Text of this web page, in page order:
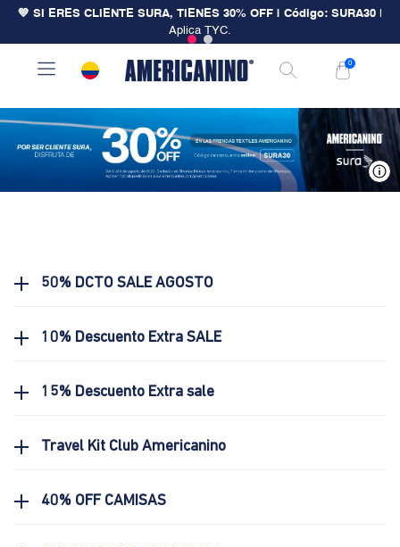
💙 SI ERES CLIENTE SURA, TIENES 30% OFF | Código: SURA30
Aplica TYC.
0
50% DCTO SALE AGOSTO
10% Descuento Extra SALE
15% Descuento Extra sale
Travel Kit Club Americanino
40% OFF CAMISAS